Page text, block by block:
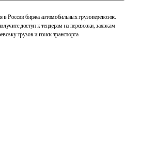
России биржа автомобильных грузоперевозок.
доступ к тендерам на перевозки, заявкам
грузов и поиск транспорта